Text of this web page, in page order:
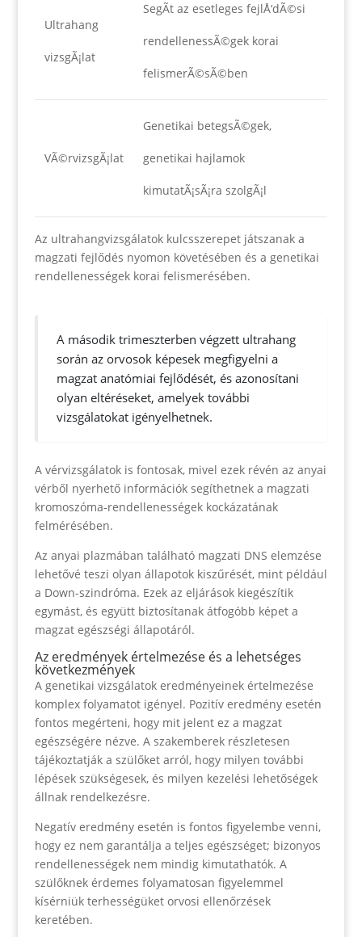
Ultrahang
vizsgÃ¡lat
SegÃ­t az esetleges fejlÅ‘dÃ©si
rendellenessÃ©gek korai
felismerÃ©sÃ©ben
VÃ©rvizsgÃ¡lat
Genetikai betegsÃ©gek,
genetikai hajlamok
kimutatÃ¡sÃ¡ra szolgÃ¡l
Az ultrahangvizsgálatok kulcsszerepet játszanak a
magzati fejlődés nyomon követésében és a genetikai
rendellenességek korai felismerésében.
A második trimeszterben végzett ultrahang
során az orvosok képesek megfigyelni a
magzat anatómiai fejlődését, és azonosítani
olyan eltéréseket, amelyek további
vizsgálatokat igényelhetnek.
A vérvizsgálatok is fontosak, mivel ezek révén az anyai
vérből nyerhető információk segíthetnek a magzati
kromoszóma-rendellenességek kockázatának
felmérésében.
Az anyai plazmában található magzati DNS elemzése
lehetővé teszi olyan állapotok kiszűrését, mint például
a Down-szindróma. Ezek az eljárások kiegészítik
egymást, és együtt biztosítanak átfogóbb képet a
magzat egészségi állapotáról.
Az eredmények értelmezése és a lehetséges
következmények
A genetikai vizsgálatok eredményeinek értelmezése
komplex folyamatot igényel. Pozitív eredmény esetén
fontos megérteni, hogy mit jelent ez a magzat
egészségére nézve. A szakemberek részletesen
tájékoztatják a szülőket arról, hogy milyen további
lépések szükségesek, és milyen kezelési lehetőségek
állnak rendelkezésre.
Negatív eredmény esetén is fontos figyelembe venni,
hogy ez nem garantálja a teljes egészséget; bizonyos
rendellenességek nem mindig kimutathatók. A
szülőknek érdemes folyamatosan figyelemmel
kísérniük terhességüket orvosi ellenőrzések
keretében.